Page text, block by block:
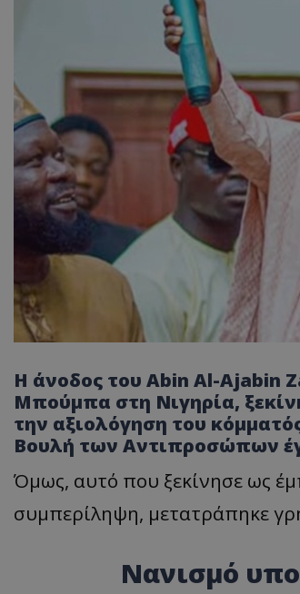
Η άνοδος του Abin Al-Ajabin
Μπούμπα στη Νιγηρία,
την αξιολόγηση του
Βουλή των Αντιπροσώπων
Όμως, αυτό που ξεκίνησε ως
συμπερίληψη, μετατράπηκε
Νανισμό